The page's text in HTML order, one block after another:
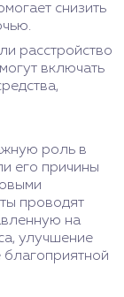
снизить
расстройство
включать
роль в
его причины
проводят
на
улучшение
благоприятной